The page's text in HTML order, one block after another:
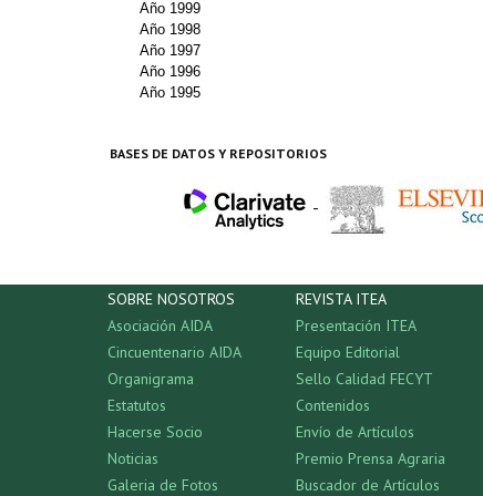
Año 1999
Año 1998
Año 1997
Año 1996
Año 1995
BASES DE DATOS Y REPOSITORIOS
-
SOBRE NOSOTROS
Asociación AIDA
Cincuentenario AIDA
Organigrama
Estatutos
Hacerse Socio
Noticias
Galeria de Fotos
REVISTA ITEA
Presentación ITEA
Equipo Editorial
Sello Calidad FECYT
Contenidos
Envío de Artículos
Premio Prensa Agraria
Buscador de Artículos